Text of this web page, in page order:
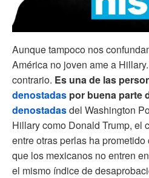
Aunque tampoco nos
América no joven ame a
contrario. Es una de las
denostadas por buena parte
denostadasdel Washington
Hillary como Donald Trump, el
entre otras perlas ha
que los mexicanos no entren
el mismo índice de